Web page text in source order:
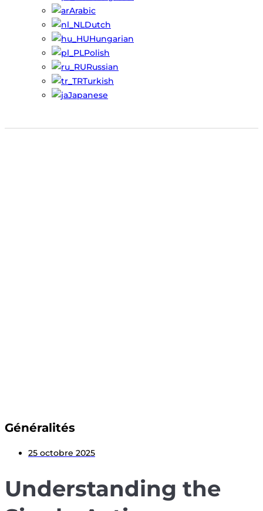
Arabic
Dutch
Hungarian
Polish
Russian
Turkish
Japanese
Généralités
25 octobre 2025
Understanding the